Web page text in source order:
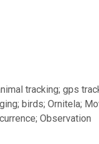
tracking; gps
birds; Ornitela;
Observation